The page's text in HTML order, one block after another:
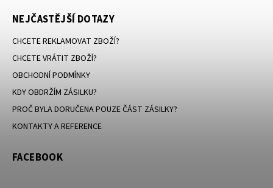
NEJČASTĚJŠÍ DOTAZY
CHCETE REKLAMOVAT ZBOŽÍ?
CHCETE VRÁTIT ZBOŽÍ?
OBCHODNÍ PODMÍNKY
KDY OBDRŽÍM ZÁSILKU?
PROČ BYLA DORUČENA POUZE ČÁST ZÁSILKY?
KONTAKTY A REFERENCE
FACEBOOK